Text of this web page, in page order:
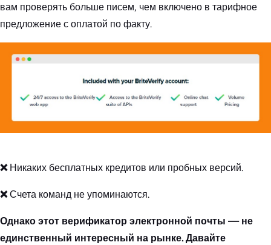
вам проверять больше писем, чем включено в тарифное
предложение с оплатой по факту.
❌ Никаких бесплатных кредитов или пробных версий.
❌Счета команд не упоминаются.
Однако этот верификатор электронной почты — не
единственный интересный на рынке. Давайте